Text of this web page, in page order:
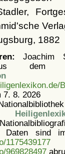
1882
Joachim
dem
7. 8. 2026
Daten sind
1175439177
969828497